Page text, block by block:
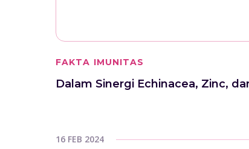
FAKTA IMUNITAS
Dalam Sinergi Echinacea, Zinc,
16 FEB 2024